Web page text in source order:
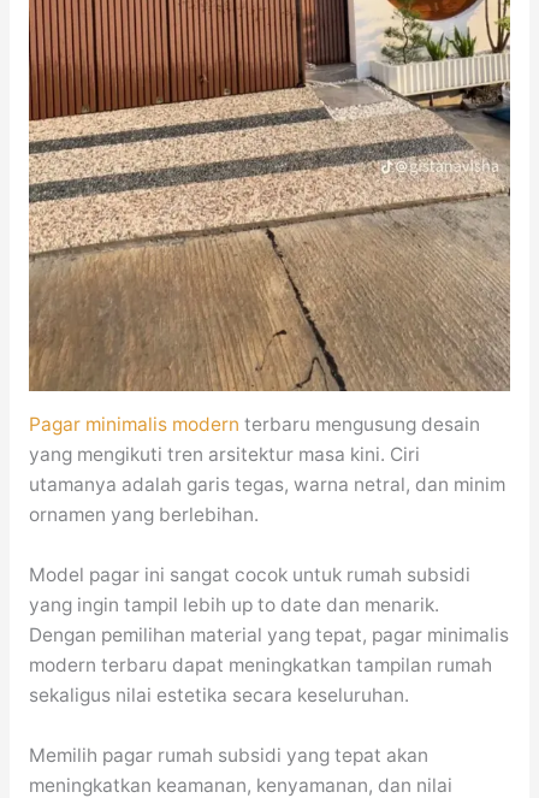
Pagar minimalis modern terbaru mengusung desain
yang mengikuti tren arsitektur masa kini. Ciri
utamanya adalah garis tegas, warna netral, dan minim
ornamen yang berlebihan.
Model pagar ini sangat cocok untuk rumah subsidi
yang ingin tampil lebih up to date dan menarik.
Dengan pemilihan material yang tepat, pagar minimalis
modern terbaru dapat meningkatkan tampilan rumah
sekaligus nilai estetika secara keseluruhan.
Memilih pagar rumah subsidi yang tepat akan
meningkatkan keamanan, kenyamanan, dan nilai